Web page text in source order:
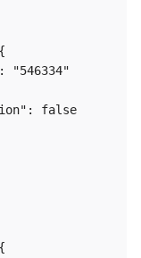
"546334"
false